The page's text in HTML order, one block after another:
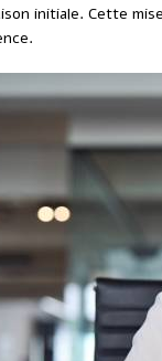
initiale. Cette